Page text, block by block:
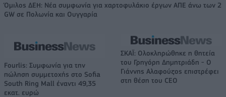
Όμιλος ΔΕΗ: Νέα συμφωνία για χαρτοφυλάκιο έργων ΑΠΕ άνω των 2
GW σε Πολωνία και Ουγγαρία
Fourlis: Συμφωνία για την
πώληση συμμετοχής στο Sofia
South Ring Mall έναντι 49,35
εκατ. ευρώ
ΣΚΑΪ: Ολοκληρώθηκε η θητεία
του Γρηγόρη Δημητριάδη - Ο
Γιάννης Αλαφούζος επιστρέφει
στη θέση του CEO